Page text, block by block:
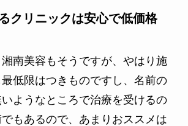
クリニックは安心で低価格
南美容もそうですが、やはり施
低限はつきものですし、名前の
ようなところで治療を受けるの
もあるので、あまりおススメは